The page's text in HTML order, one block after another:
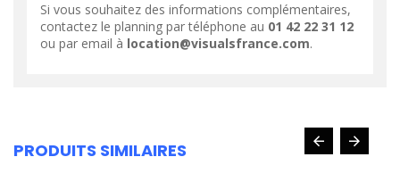
Si vous souhaitez des informations complémentaires,
contactez le planning par téléphone au 01 42 22 31 12
ou par email à location@visualsfrance.com.
PRODUITS SIMILAIRES